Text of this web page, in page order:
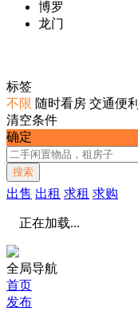
博罗
龙门
标签
不限 随时看房 交通便利
清空条件
确定
搜索
出售 出租 求租 求购
正在加载...
全局导航
首页
发布